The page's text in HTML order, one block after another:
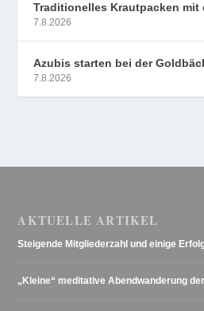
Traditionelles Krautpacken mit
7.8.2026
Azubis starten bei der
7.8.2026
AKTUELLE ARTIKEL
Steigende Mitgliederzahl und einige
„Kleine“ meditative Abendwanderung